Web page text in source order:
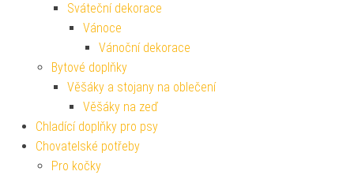
Sváteční dekorace
Vánoce
Vánoční dekorace
Bytové doplňky
Věšáky a stojany na oblečení
Věšáky na zeď
Chladící doplňky pro psy
Chovatelské potřeby
Pro kočky